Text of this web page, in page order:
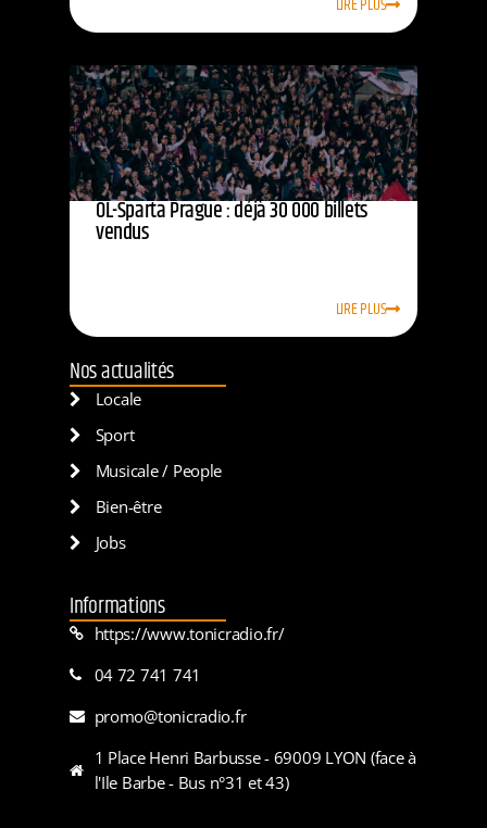
LIRE PLUS
OL-Sparta Prague : déjà 30 000 billets
vendus
LIRE PLUS
Nos actualités
Locale
Sport
Musicale / People
Bien-être
Jobs
Informations
https://www.tonicradio.fr/
04 72 741 741
promo@tonicradio.fr
1 Place Henri Barbusse - 69009 LYON (face à
l'Ile Barbe - Bus n°31 et 43)